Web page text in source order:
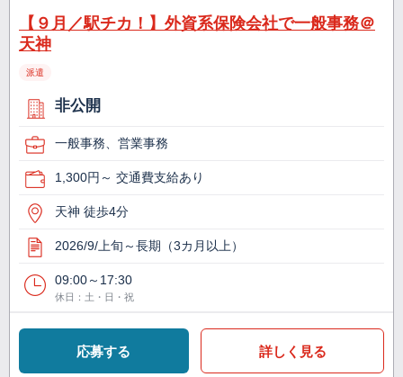
【９月／駅チカ！】外資系保険会社で一般事務＠
天神
派遣
非公開
一般事務、営業事務
1,300円～ 交通費支給あり
天神 徒歩4分
2026/9/上旬～長期（3カ月以上）
09:00～17:30
休日：土・日・祝
応募する 詳しく見る